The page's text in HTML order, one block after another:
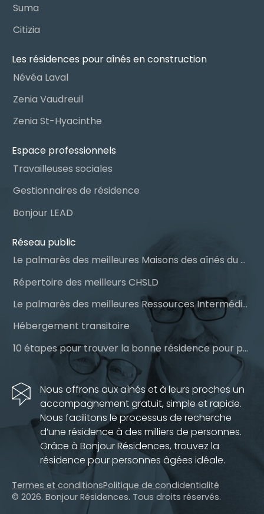
Suma
Citizia
Les résidences pour aînés en construction
Névéa Laval
Zenia Vaudreuil
Zenia St-Hyacinthe
Espace professionnels
Travailleuses sociales
Gestionnaires de résidence
Bonjour LEAD
Réseau public
Le palmarès des meilleures Maisons des aînés du Québec
Répertoire des meilleurs CHSLD
Le palmarès des meilleures Ressources Intermédiaires (RI)
Hébergement transitoire
10 étapes pour trouver la bonne résidence pour personnes âgées
Nous offrons aux aînés et à leurs proches un
accompagnement gratuit, simple et rapide.
Nous facilitons le processus de recherche
d’une résidence à des milliers de personnes.
Grâce à Bonjour Résidences, trouvez la
résidence pour personnes âgées idéale.
Termes et conditionsPolitique de condidentialité
© 2026. Bonjour Résidences. Tous droits réservés.